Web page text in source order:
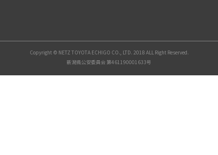
長岡本店
Copyright © NETZ TOYOTA ECHIGO CO., LTD. 2018 ALL Right Reserved.
新潟県公安委員会 第461190001633号